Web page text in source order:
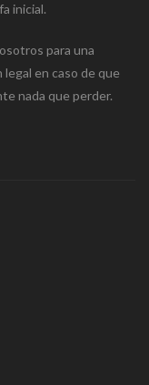
inicial.
para una
en caso de que
nada que perder.